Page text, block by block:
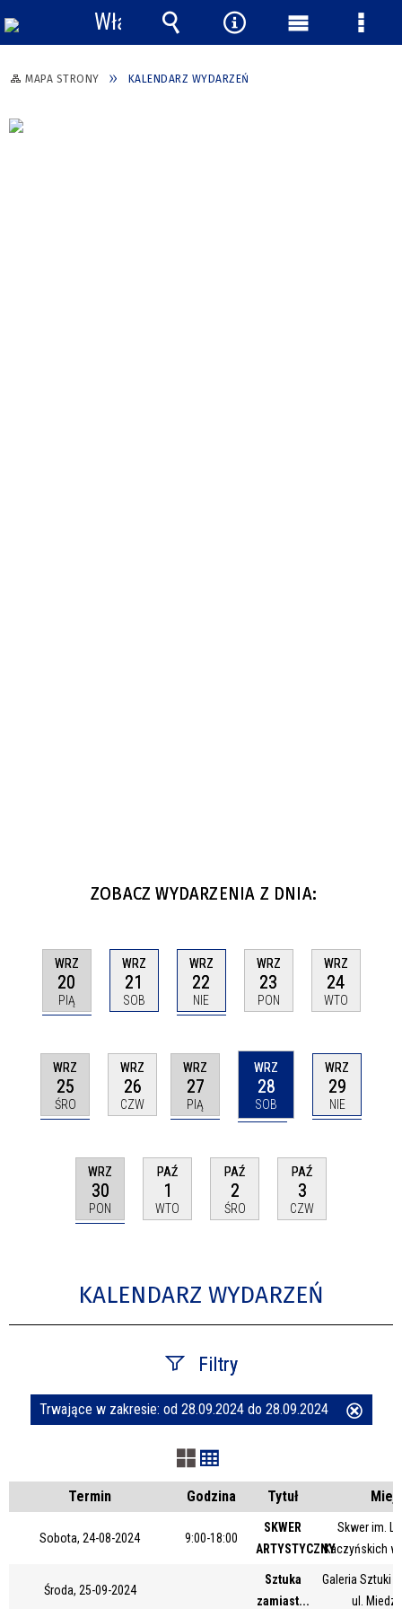
MAPA STRONY KALENDARZ WYDARZEŃ
ZOBACZ WYDARZENIA Z DNIA:
WRZ
20
PIĄ
WRZ
21
SOB
WRZ
22
NIE
WRZ
23
PON
WRZ
24
WTO
WRZ
25
ŚRO
WRZ
26
CZW
WRZ
27
PIĄ
WRZ
28
SOB
WRZ
29
NIE
WRZ
30
PON
PAŹ
1
WTO
PAŹ
2
ŚRO
PAŹ
3
CZW
KALENDARZ WYDARZEŃ
Filtry
Szukana fraza
Kategoria
Trwające w zakresie: od 28.09.2024 do 28.09.2024
Termin Godzina Tytuł
Sobota, 24-08-2024 9:00-18:00
SKWER
ARTYSTYCZNY
Skwer im.
Kaczyńskich
Środa, 25-09-2024
Sztuka
zamiast...
Galeria Sztuki
ul.
Włącz
powiadomienia
Wyszukiwarka
Narzędzia
Menu Menu